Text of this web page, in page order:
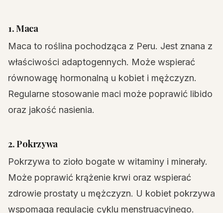
1. Maca
Maca to roślina pochodząca z Peru. Jest znana z
właściwości adaptogennych. Może wspierać
równowagę hormonalną u kobiet i mężczyzn.
Regularne stosowanie maci może poprawić libido
oraz jakość nasienia.
2. Pokrzywa
Pokrzywa to zioło bogate w witaminy i minerały.
Może poprawić krążenie krwi oraz wspierać
zdrowie prostaty u mężczyzn. U kobiet pokrzywa
wspomaga regulację cyklu menstruacyjnego.